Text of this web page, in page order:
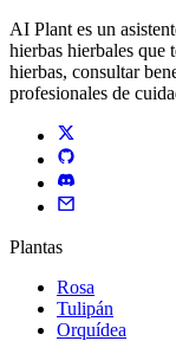
AI Plant es un
hierbas hierbales que
hierbas, consultar
profesionales de
Plantas
Rosa
Tulipán
Orquídea